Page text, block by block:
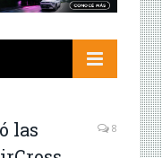
las
8